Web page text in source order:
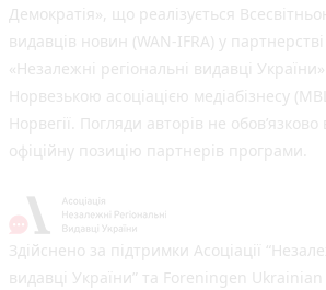
Демократія», що реалізується
видавців новин (WAN-IFRA) у
«Незалежні регіональні видавці
Норвезькою асоціацією медіабізнесу
Норвегії. Погляди авторів не
офіційну позицію партнерів програми.
Здійснено за підтримки Асоціації
видавці України” та Foreningen